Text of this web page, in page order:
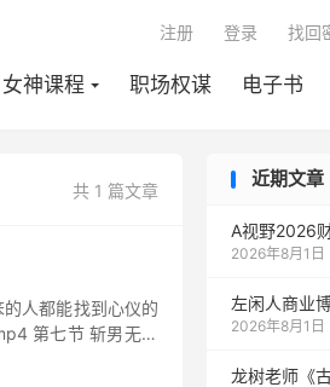
女神课程 职场权谋 电子书
注册 登录 找回
共 1 篇文章
人都能找到心仪的
第七节 斩男无数
近期文章
A视野2026
2026年8月1日
左闲人商业
2026年8月1日
龙树老师《